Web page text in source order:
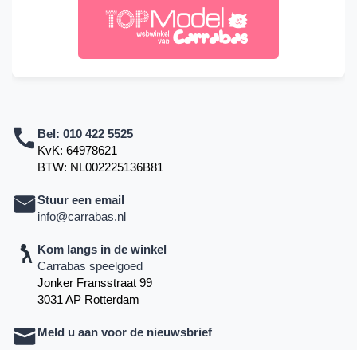
Bel: 010 422 5525
KvK: 64978621
BTW: NL002225136B81
Stuur een email
info@carrabas.nl
Kom langs in de winkel
Carrabas speelgoed
Jonker Fransstraat 99
3031 AP Rotterdam
Meld u aan voor de nieuwsbrief